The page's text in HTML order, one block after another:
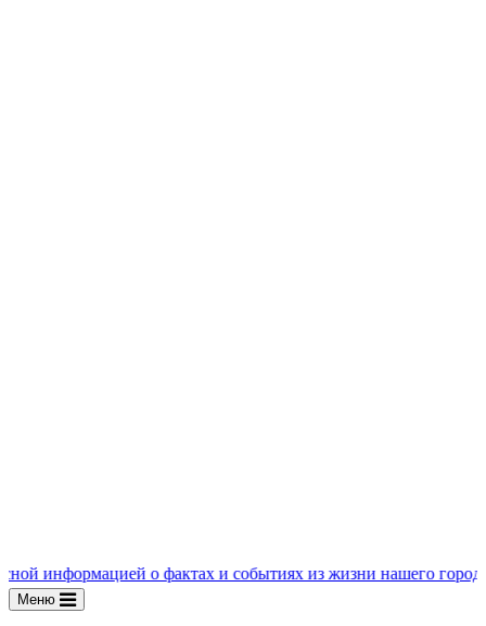
о фактах и событиях из жизни нашего города, пишите
Меню